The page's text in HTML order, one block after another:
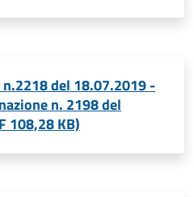
del 18.07.2019 -
n. 2198 del
108,28 KB)